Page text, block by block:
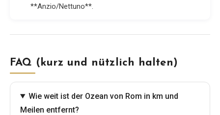
**Anzio/Nettuno**.
FAQ (kurz und nützlich halten)
Wie weit ist der Ozean von Rom in km und
Meilen entfernt?